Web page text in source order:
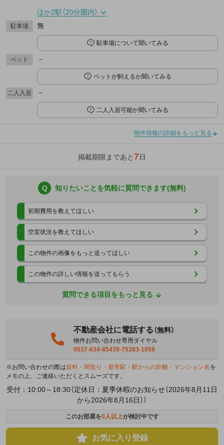
ほか2駅（20分圏内）
駐車場 無
駐車場について聞いてみる
ペット －
ペットが飼えるか聞いてみる
二人入居 －
二人入居可能か聞いてみる
物件情報の詳細をもっと見る
掲載期限まであと7日
Q 知りたいことを気軽に質問できます(無料)
初期費用を教えてほしい
空室状況を教えてほしい
この物件の画像をもっと送ってほしい
この物件の詳しい情報を送ってもらう
質問できる項目をもっと見る
不動産会社に電話する（無料）
物件お問い合わせ専用ダイヤル
0037-634-85439-75383-1059
※お問い合わせの際は賃料・間取り・最寄駅・駅からの距離・マンション名 を
メモの上、ご連絡いただくとスムーズです。
受付：10:00～18:30（定休日：夏季休暇のお知らせ（2026年8月11日
から2026年8月16日））
このお部屋を0人以上が検討中です
お気に入り登録